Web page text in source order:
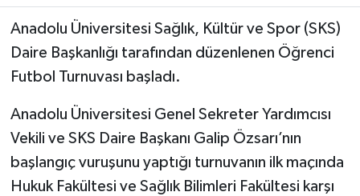
Anadolu Üniversitesi Sağlık, Kültür ve Spor (SKS)
Daire Başkanlığı tarafından düzenlenen Öğrenci
Futbol Turnuvası başladı.
Anadolu Üniversitesi Genel Sekreter Yardımcısı
Vekili ve SKS Daire Başkanı Galip Özsarı’nın
başlangıç vuruşunu yaptığı turnuvanın ilk maçında
Hukuk Fakültesi ve Sağlık Bilimleri Fakültesi karşı